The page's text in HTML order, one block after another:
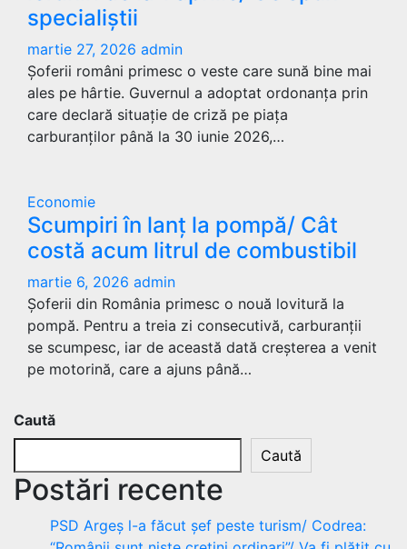
specialiștii
martie 27, 2026 admin
Șoferii români primesc o veste care sună bine mai
ales pe hârtie. Guvernul a adoptat ordonanța prin
care declară situație de criză pe piața
carburanților până la 30 iunie 2026,…
Economie
Scumpiri în lanț la pompă/ Cât
costă acum litrul de combustibil
martie 6, 2026 admin
Șoferii din România primesc o nouă lovitură la
pompă. Pentru a treia zi consecutivă, carburanții
se scumpesc, iar de această dată creșterea a venit
pe motorină, care a ajuns până…
Caută
Caută
Postări recente
PSD Argeș l-a făcut șef peste turism/ Codrea: